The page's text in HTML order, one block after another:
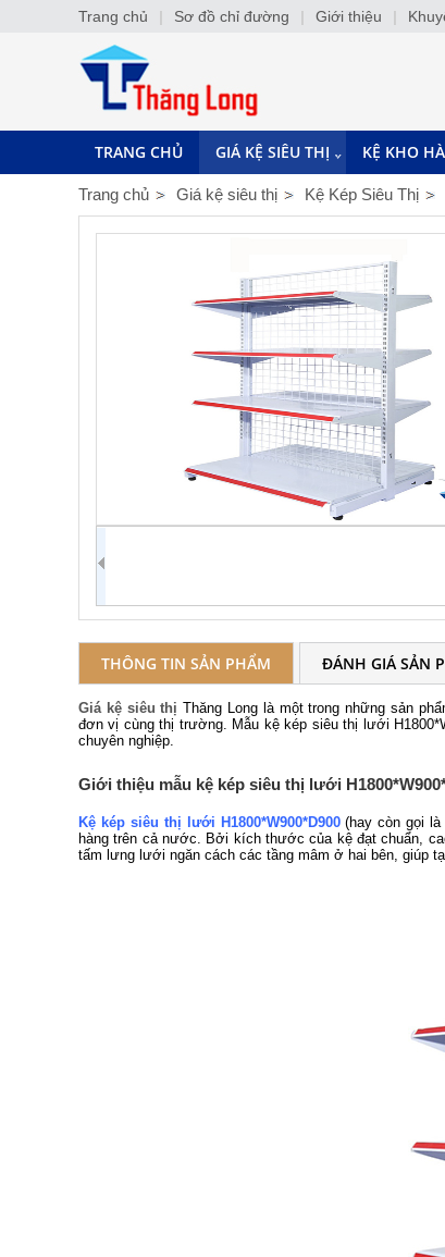
TRANG CHỦ GIÁ KỆ SIÊU THỊ KỆ KHO
Trang chủ Giá kệ siêu thị Kệ Kép Siêu Thị
THÔNG TIN SẢN PHẨM ĐÁNH GIÁ SẢN
Giá kệ siêu thịThăng Long là một trong những sản
đơn vị cùng thị trường. Mẫu kệ kép siêu thị lưới
chuyên nghiệp.
Giới thiệu mẫu kệ kép siêu thị lưới
Kệ kép siêu thị lưới H1800*W900*D900(hay còn gọi là
hàng trên cả nước. Bởi kích thước của kệ đạt chuẩn,
tấm lưng lưới ngăn cách các tầng mâm ở hai bên, giúp
Trang chủ | Sơ đồ chỉ đường | Giới thiệu |